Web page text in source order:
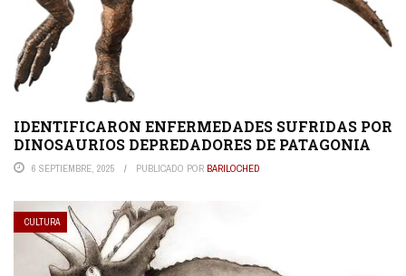
IDENTIFICARON ENFERMEDADES SUFRIDAS POR
DINOSAURIOS DEPREDADORES DE PATAGONIA
6 SEPTIEMBRE, 2025 PUBLICADO POR BARILOCHED
CULTURA